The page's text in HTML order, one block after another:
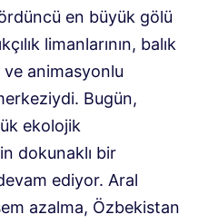
en büyük gölü
limanlarının, balık
ve animasyonlu
Bugün,
ekolojik
dokunaklı bir
ediyor. Aral
azalma, Özbekistan